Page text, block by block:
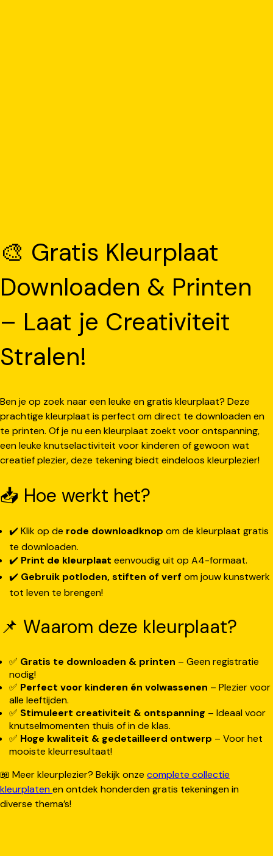
🎨 Gratis Kleurplaat
Downloaden & Printen
– Laat je Creativiteit
Stralen!
Ben je op zoek naar een leuke en gratis kleurplaat? Deze
prachtige kleurplaat is perfect om direct te downloaden en
te printen. Of je nu een kleurplaat zoekt voor ontspanning,
een leuke knutselactiviteit voor kinderen of gewoon wat
creatief plezier, deze tekening biedt eindeloos kleurplezier!
📥 Hoe werkt het?
✔️ Klik op de rode downloadknop om de kleurplaat gratis
te downloaden.
✔️ Print de kleurplaat eenvoudig uit op A4-formaat.
✔️ Gebruik potloden, stiften of verf om jouw kunstwerk
tot leven te brengen!
📌 Waarom deze kleurplaat?
✅ Gratis te downloaden & printen – Geen registratie
nodig!
✅ Perfect voor kinderen én volwassenen – Plezier voor
alle leeftijden.
✅ Stimuleert creativiteit & ontspanning – Ideaal voor
knutselmomenten thuis of in de klas.
✅ Hoge kwaliteit & gedetailleerd ontwerp – Voor het
mooiste kleurresultaat!
📖 Meer kleurplezier? Bekijk onze complete collectie
kleurplatenen ontdek honderden gratis tekeningen in
diverse thema’s!